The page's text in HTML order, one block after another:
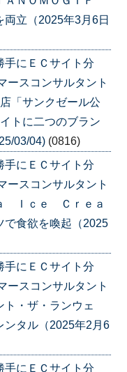
両立（2025年3月6日
手にＥＣサイト分
スコンサルタント
「サンクゼール公
トに二つのブラン
03/04) (0816)
手にＥＣサイト分
スコンサルタント
Ｉｃｅ Ｃｒｅａ
で食欲を喚起（2025
手にＥＣサイト分
スコンサルタント
・ザ・ランウェ
ンタル（2025年2月6
手にＥＣサイト分